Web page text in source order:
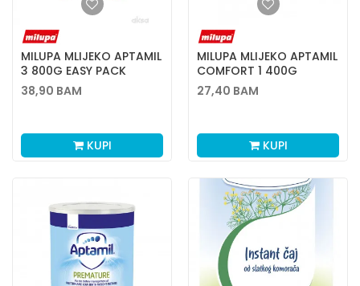
MILUPA MLIJEKO APTAMIL
3 800G EASY PACK
38,90 BAM
KUPI
MILUPA MLIJEKO APTAMIL
COMFORT 1 400G
27,40 BAM
KUPI